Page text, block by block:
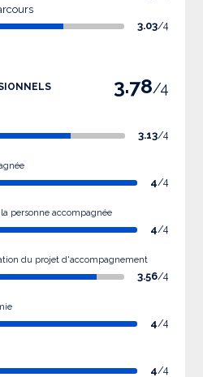
3.03/4
3.78/4
3.13/4
4/4
personne accompagnée
4/4
du projet d'accompagnement
3.56/4
4/4
4/4